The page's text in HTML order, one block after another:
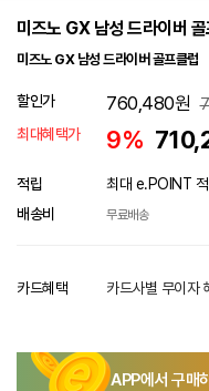
미즈노 GX 남성 드라이버 골
미즈노 GX 남성 드라이버 골프클럽
할인가 760,480원
최대혜택가
9%
적립 최대 e.POINT 적
배송비
무료배송
카드혜택 카드사별 무이자
APP에서 구매